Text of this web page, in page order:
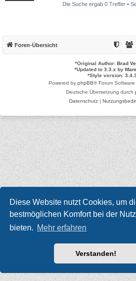
Diese Website nutzt Cookies, um
bestmöglichen Komfort bei der
bieten. Mehr erfahren
Verstanden!
Die Suche ergab 0 Treffer •
Foren-Übersicht
*Original Author: Brad
*Updated to 3.3.x by
*Style version: 3.4.3
Powered by phpBB® Forum
Deutsche Übersetzung durch
Datenschutz|